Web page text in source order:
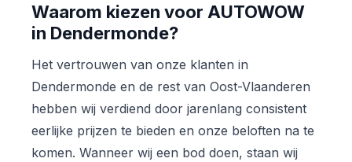
Waarom kiezen voor AUTOWOW
in Dendermonde?
Het vertrouwen van onze klanten in
Dendermonde en de rest van Oost-Vlaanderen
hebben wij verdiend door jarenlang consistent
eerlijke prijzen te bieden en onze beloften na te
komen. Wanneer wij een bod doen, staan wij